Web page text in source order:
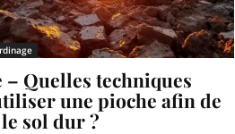
– Quelles techniques
une pioche afin de
sol dur ?